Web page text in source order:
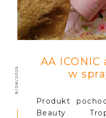
9/08/2025
AA
w
Produkt
Beauty